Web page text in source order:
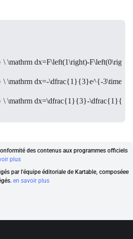
dx=F\left(1\right)-F\left(0\right)
dx=-\dfrac{1}{3}e^{-
\mathrm dx=\dfrac{1}{3}-
des contenus aux programmes officiels
plus
par l'équipe éditoriale de Kartable, composéee
en savoir plus